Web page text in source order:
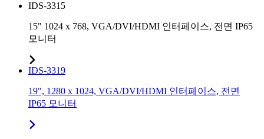
IDS-3315
15" 1024 x 768, VGA/DVI/HDMI 인터페이스, 전면 IP65
모니터
IDS-3319
19", 1280 x 1024, VGA/DVI/HDMI 인터페이스, 전면
IP65 모니터